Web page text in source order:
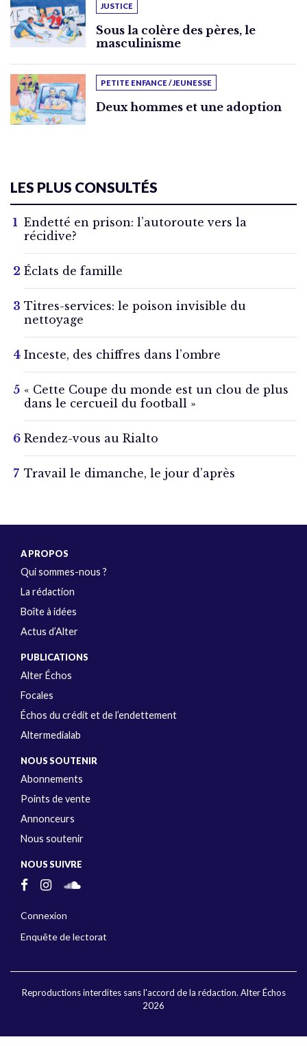
JUSTICE
Sous la colère des pères, le
masculinisme
PETITE ENFANCE / JEUNESSE
Deux hommes et une adoption
LES PLUS CONSULTÉS
Endetté en prison: l’autoroute vers la
récidive?
Éclats de famille
Titres-services: le poison invisible du
nettoyage
Inceste, des chiffres dans l’ombre
« Cette Coupe du monde est un clou de plus
dans le cercueil du football »
Rendez-vous au Rialto
Travail le dimanche, le jour d’après
A PROPOS
Qui sommes-nous ?
La rédaction
Boîte à idées
Actus d’Alter
PUBLICATIONS
Alter Échos
Focales
Échos du crédit et de l’endettement
Altermedialab
NOUS SOUTENIR
Abonnements
Points de vente
Annonceurs
Nous soutenir
NOUS SUIVRE
Connexion
Enquête de lectorat
Reproductions interdites sans l'accord de la rédaction. Alter Échos
2026